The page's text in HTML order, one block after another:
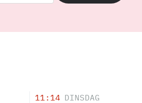
11:14 DINSDAG